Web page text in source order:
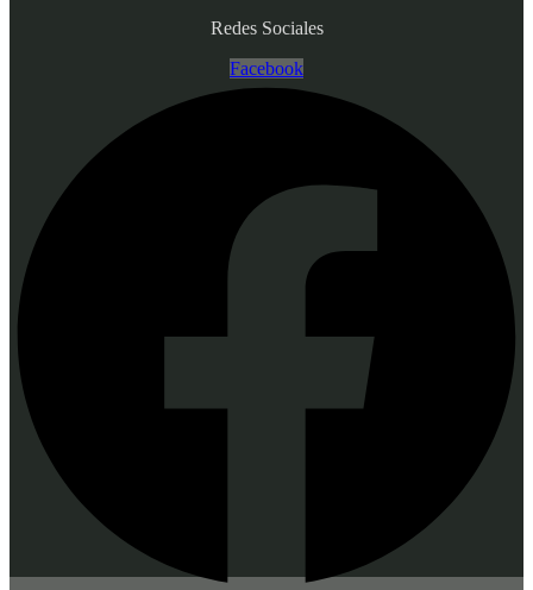
Redes Sociales
Facebook